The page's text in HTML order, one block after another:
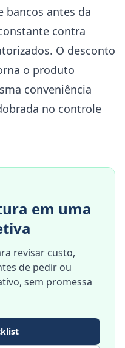
bancos antes da
contra
O desconto
o produto
conveniência
no controle
em uma
revisar custo,
de pedir ou
sem promessa